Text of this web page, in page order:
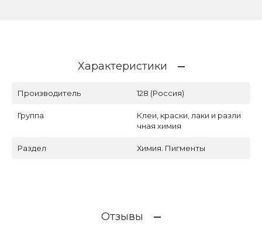
Характеристики
Производитель 128 (Россия)
Группа
Клеи, краски, лаки и разли
чная химия
Раздел Химия. Пигменты
Отзывы